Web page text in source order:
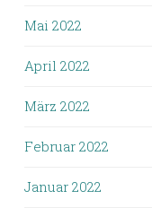
Mai 2022
April 2022
März 2022
Februar 2022
Januar 2022